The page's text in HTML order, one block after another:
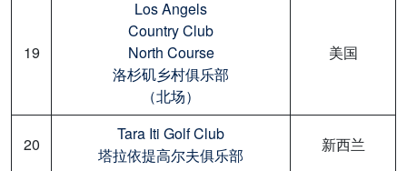
19
Los Angels
Country Club
North Course
洛杉矶乡村俱乐部
（北场）
美国
20
Tara Iti Golf Club
塔拉依提高尔夫俱乐部
新西兰